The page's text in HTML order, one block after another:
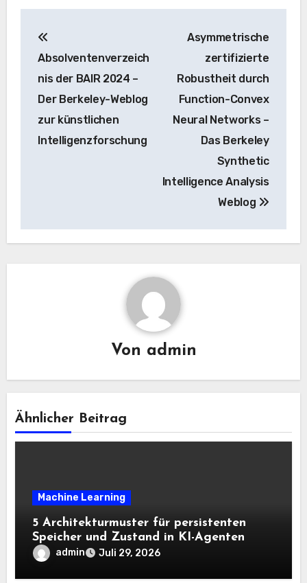
Navigation
Absolventenverzeich
nis der BAIR 2024 –
Der Berkeley-Weblog
zur künstlichen
Intelligenzforschung
Asymmetrische
zertifizierte
Robustheit durch
Function-Convex
Neural Networks –
Das Berkeley
Synthetic
Intelligence Analysis
Weblog
Von admin
Ähnlicher Beitrag
Machine Learning
5 Architekturmuster für persistenten
Speicher und Zustand in KI-Agenten
admin Juli 29, 2026